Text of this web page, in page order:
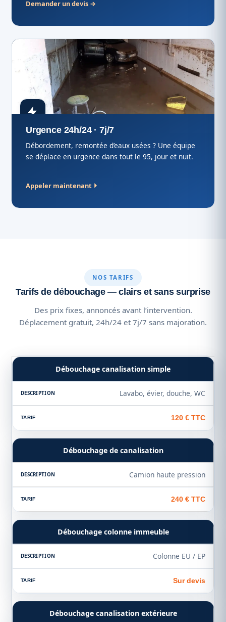
Demander un devis →
Urgence 24h/24 · 7j/7
Débordement, remontée d’eaux usées ? Une équipe
se déplace en urgence dans tout le 95, jour et nuit.
Appeler maintenant
NOS TARIFS
Tarifs de débouchage — clairs et sans surprise
Des prix fixes, annoncés avant l’intervention.
Déplacement gratuit, 24h/24 et 7j/7 sans majoration.
Débouchage canalisation simple
Lavabo, évier, douche, WC
120 € TTC
Débouchage de canalisation
Camion haute pression
240 € TTC
Débouchage colonne immeuble
Colonne EU / EP
Sur devis
Débouchage canalisation extérieure